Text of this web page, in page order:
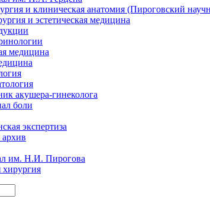
и клиническая анатомия (Пироговский
и эстетическая медицина
медицина
акушера-гинеколога
боли
экспертиза
архив
им. Н.И. Пирогова
хирургия